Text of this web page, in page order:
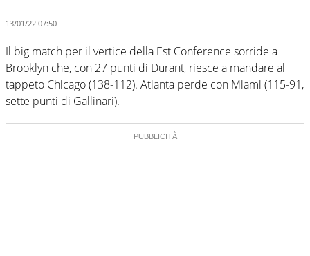
13/01/22 07:50
Il big match per il vertice della Est Conference sorride a
Brooklyn che, con 27 punti di Durant, riesce a mandare al
tappeto Chicago (138-112). Atlanta perde con Miami (115-91,
sette punti di Gallinari).